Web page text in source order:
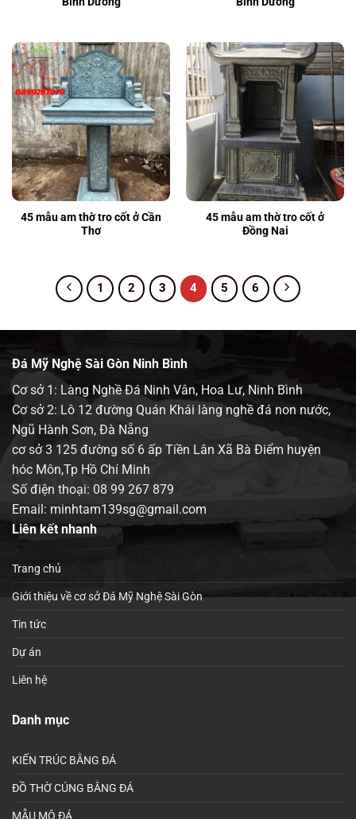
45 mẫu am thờ tro cốt ở Cần
Thơ
45 mẫu am thờ tro cốt ở
Đồng Nai
1 2 3 4 5 6
Đá Mỹ Nghệ Sài Gòn Ninh Bình
Cơ sở 1: Làng Nghề Đá Ninh Vân, Hoa Lư, Ninh Bình
Cơ sở 2: Lô 12 đường Quán Khái làng nghề đá non nước,
Ngũ Hành Sơn, Đà Nẵng
cơ sở 3 125 đường số 6 ấp Tiền Lân Xã Bà Điểm huyện
hóc Môn,Tp Hồ Chí Minh
Số điện thoại: 08 99 267 879
Email: minhtam139sg@gmail.com
Liên kết nhanh
Trang chủ
Giới thiệu về cơ sở Đá Mỹ Nghệ Sài Gòn
Tin tức
Dự án
Liên hệ
Danh mục
KIẾN TRÚC BẰNG ĐÁ
ĐỒ THỜ CÚNG BẰNG ĐÁ
MẪU MỘ ĐÁ